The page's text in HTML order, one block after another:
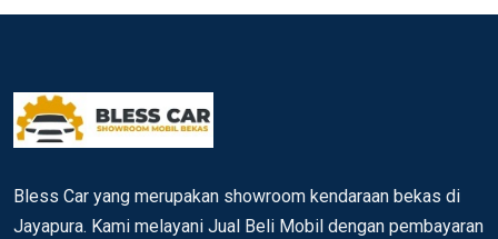
Bless Car yang merupakan showroom kendaraan bekas di
Jayapura. Kami melayani Jual Beli Mobil dengan pembayaran